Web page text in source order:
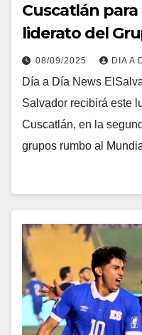
Cuscatlán
liderato del
08/09/2025 DIA A
Día a Día News
Salvador recibirá este
Cuscatlán, en la
grupos rumbo al